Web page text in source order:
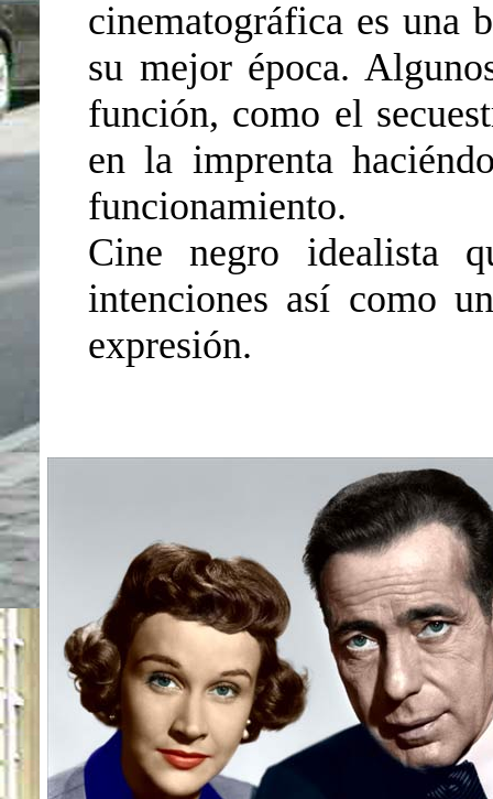
cinematográfica es una
su mejor época.
función, como el
en la imprenta
funcionamiento.
Cine negro idealista
intenciones así como
expresión.